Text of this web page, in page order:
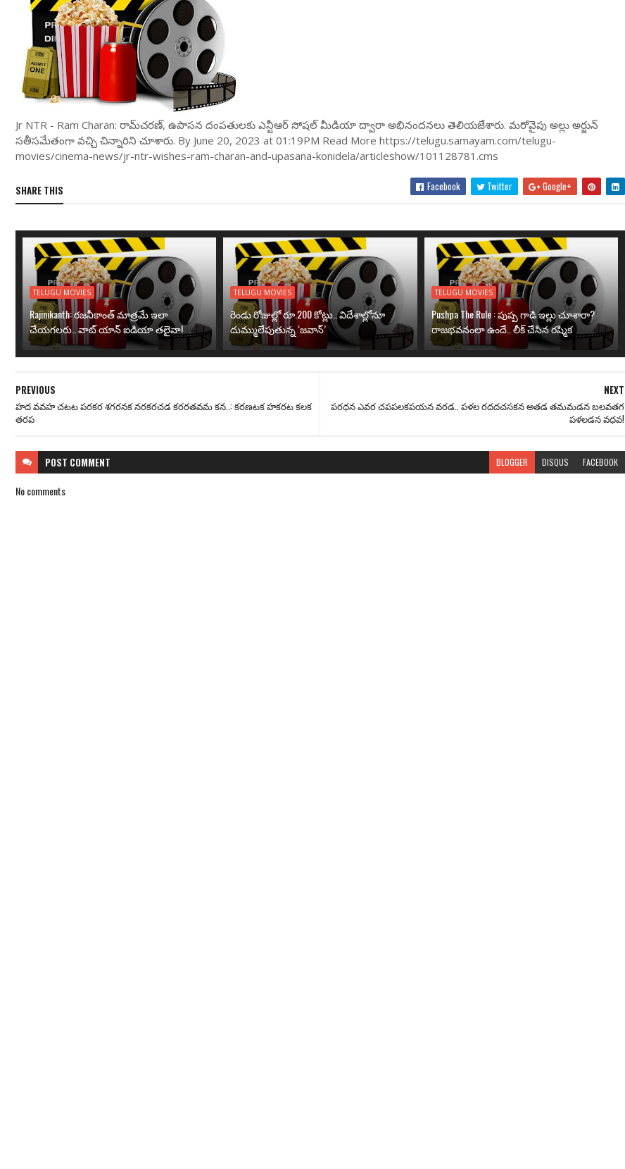
Jr NTR - Ram Charan: రామ్‌చ‌ర‌ణ్‌, ఉపాస‌న దంప‌తుల‌కు ఎన్టీఆర్ సోష‌ల్ మీడియా ద్వారా అభినంద‌న‌లు తెలియ‌జేశారు. మ‌రోవైపు అల్లు అర్జున్
స‌తీస‌మేతంగా వ‌చ్చి చిన్నారిని చూశారు. By June 20, 2023 at 01:19PM Read More https://telugu.samayam.com/telugu-
movies/cinema-news/jr-ntr-wishes-ram-charan-and-upasana-konidela/articleshow/101128781.cms
SHARE THIS Facebook Twitter Google+
TELUGU MOVIES
Rajinikanth: రజనీకాంత్ మాత్రమే ఇలా
చేయగలరు.. వాట్ యాన్ ఐడియా తలైవా!
TELUGU MOVIES
రెండు రోజుల్లో రూ.200 కోట్లు.. విదేశాల్లోనూ
దుమ్ములేపుతున్న ‘జవాన్’
TELUGU MOVIES
Pushpa The Rule : పుష్ప గాడి ఇల్లు చూశారా?
రాజభవనంలా ఉందే.. లీక్ చేసిన రష్మిక
NEXT
పరధన ఎవర చపపలకపయన వరడ.. పళల రదదచసకన అతడ తమమడన బలవతగ
పళలడన వధవ!
PREVIOUS
హద వవహ చటట పరకర శగరనక నరకరచడ కరరతవమ కన..: కరణటక హకరట కలక
తరప
POST COMMENT BLOGGER DISQUS FACEBOOK
No comments